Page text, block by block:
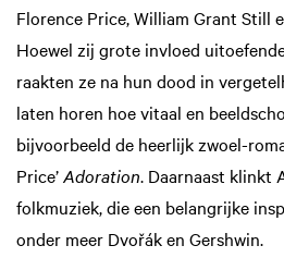
Florence Price, William Grant Still
Hoewel zij grote invloed
raakten ze na hun dood in
laten horen hoe vitaal en
bijvoorbeeld de heerlijk zwoel-
Price’Adoration. Daarnaast klinkt
folkmuziek, die een belangrijke
onder meer Dvořák en Gershwin.